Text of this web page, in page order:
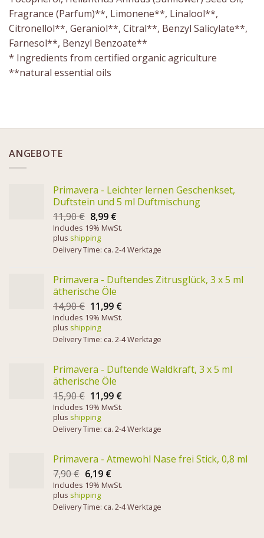
Fragrance (Parfum)**, Limonene**, Linalool**,
Citronellol**, Geraniol**, Citral**, Benzyl Salicylate**,
Farnesol**, Benzyl Benzoate**
* Ingredients from certified organic agriculture
**natural essential oils
ANGEBOTE
Primavera - Leichter lernen Geschenkset,
Duftstein und 5 ml Duftmischung
11,90€ 8,99 €
Includes 19% MwSt.
plus shipping
Delivery Time: ca. 2-4 Werktage
Primavera - Duftendes Zitrusglück, 3 x 5 ml
ätherische Öle
14,90€ 11,99 €
Includes 19% MwSt.
plus shipping
Delivery Time: ca. 2-4 Werktage
Primavera - Duftende Waldkraft, 3 x 5 ml
ätherische Öle
15,90€ 11,99 €
Includes 19% MwSt.
plus shipping
Delivery Time: ca. 2-4 Werktage
Primavera - Atmewohl Nase frei Stick, 0,8 ml
7,90€ 6,19 €
Includes 19% MwSt.
plus shipping
Delivery Time: ca. 2-4 Werktage